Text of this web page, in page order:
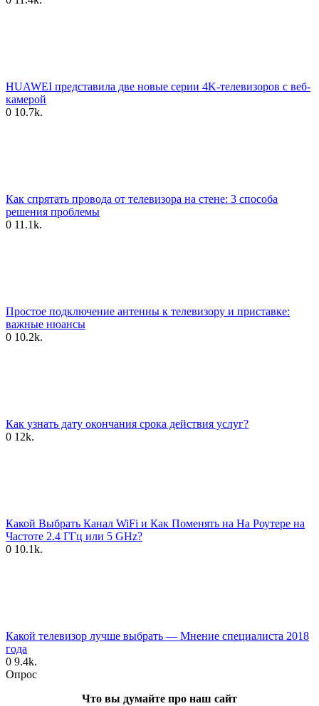
HUAWEI представила две новые серии 4K-телевизоров с веб-
камерой
0 10.7k.
Как спрятать провода от телевизора на стене: 3 способа
решения проблемы
0 11.1k.
Простое подключение антенны к телевизору и приставке:
важные нюансы
0 10.2k.
Как узнать дату окончания срока действия услуг?
0 12k.
Какой Выбрать Канал WiFi и Как Поменять на На Роутере на
Частоте 2.4 ГГц или 5 GHz?
0 10.1k.
Какой телевизор лучше выбрать — Мнение специалиста 2018
года
0 9.4k.
Опрос
Что вы думайте про наш сайт